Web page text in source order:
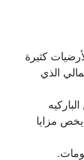
كثيرة
الذي
مزايا